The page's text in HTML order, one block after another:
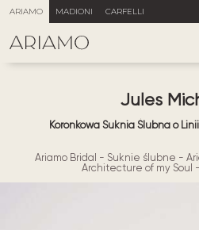
ARIAMO MADIONI CARFELLI
Jules
Koronkowa Suknia Ślubna o
Ariamo Bridal - Suknie ślubne -
Architecture of my Soul -